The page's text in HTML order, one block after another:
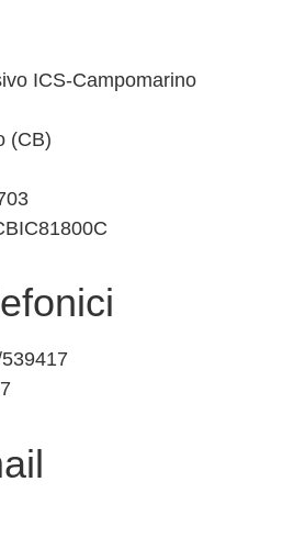
ICS-Campomarino
(CB)